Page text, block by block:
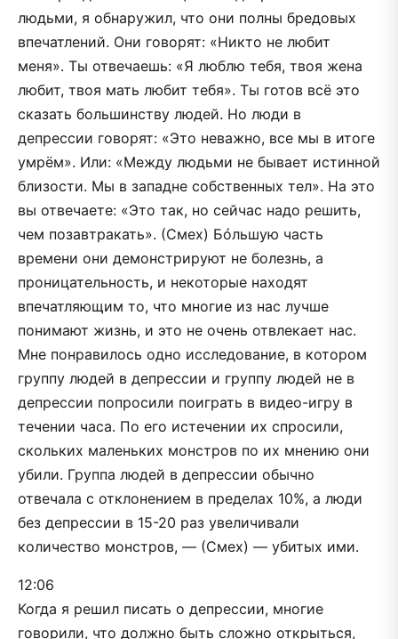
людьми, я обнаружил, что они полны бредовых
впечатлений. Они говорят: «Никто не любит
меня». Ты отвечаешь: «Я люблю тебя, твоя жена
любит, твоя мать любит тебя». Ты готов всё это
сказать большинству людей. Но люди в
депрессии говорят: «Это неважно, все мы в итоге
умрём». Или: «Между людьми не бывает истинной
близости. Мы в западне собственных тел». На это
вы отвечаете: «Это так, но сейчас надо решить,
чем позавтракать». (Смех) Бóльшую часть
времени они демонстрируют не болезнь, а
проницательность, и некоторые находят
впечатляющим то, что многие из нас лучше
понимают жизнь, и это не очень отвлекает нас.
Мне понравилось одно исследование, в котором
группу людей в депрессии и группу людей не в
депрессии попросили поиграть в видео-игру в
течении часа. По его истечении их спросили,
скольких маленьких монстров по их мнению они
убили. Группа людей в депрессии обычно
отвечала с отклонением в пределах 10%, а люди
без депрессии в 15-20 раз увеличивали
количество монстров, — (Смех) — убитых ими.
12:06
Когда я решил писать о депрессии, многие
говорили, что должно быть сложно открыться,